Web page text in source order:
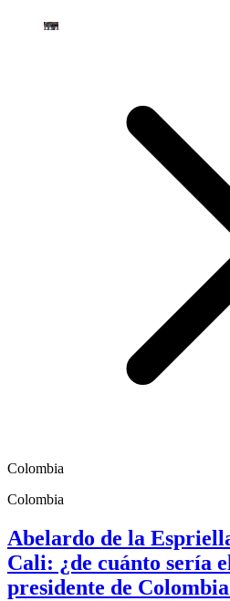
Colombia
Colombia
Abelardo de la
Cali: ¿de cuánto sería
presidente de